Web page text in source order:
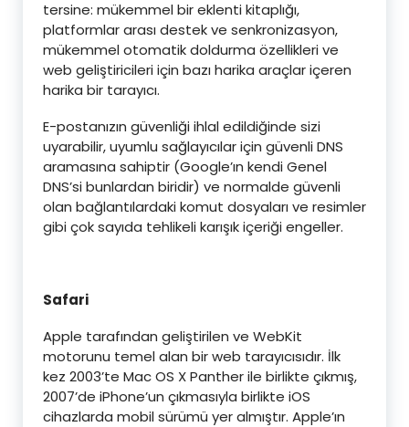
tersine: mükemmel bir eklenti kitaplığı,
platformlar arası destek ve senkronizasyon,
mükemmel otomatik doldurma özellikleri ve
web geliştiricileri için bazı harika araçlar içeren
harika bir tarayıcı.
E-postanızın güvenliği ihlal edildiğinde sizi
uyarabilir, uyumlu sağlayıcılar için güvenli DNS
aramasına sahiptir (Google’ın kendi Genel
DNS’si bunlardan biridir) ve normalde güvenli
olan bağlantılardaki komut dosyaları ve resimler
gibi çok sayıda tehlikeli karışık içeriği engeller.
Safari
Apple tarafından geliştirilen ve WebKit
motorunu temel alan bir web tarayıcısıdır. İlk
kez 2003’te Mac OS X Panther ile birlikte çıkmış,
2007’de iPhone’un çıkmasıyla birlikte iOS
cihazlarda mobil sürümü yer almıştır. Apple’ın